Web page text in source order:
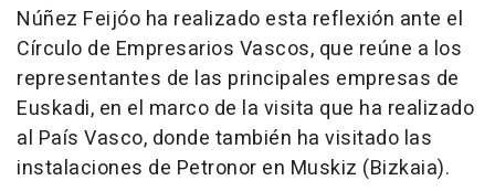
Núñez Feijóo ha realizado esta reflexión ante el
Círculo de Empresarios Vascos, que reúne a los
representantes de las principales empresas de
Euskadi, en el marco de la visita que ha realizado
al País Vasco, donde también ha visitado las
instalaciones de Petronor en Muskiz (Bizkaia).